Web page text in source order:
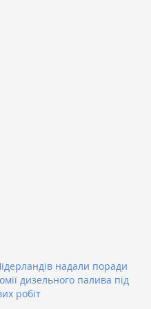
надали поради
дизельного палива під
робіт